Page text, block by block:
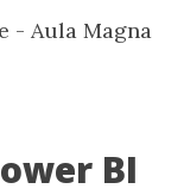
- Aula Magna
BI